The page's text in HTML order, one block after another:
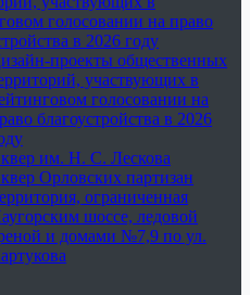
голосовании на право
в 2026 году
проекты общественных
участвующих в
голосовании на
благоустройства в 2026
им. Н. С. Лескова
Орловских партизан
ограниченная
шоссе, ледовой
и домами №7,9 по ул.